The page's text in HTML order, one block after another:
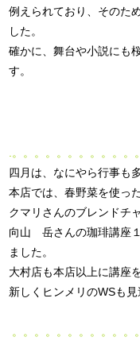
例えられており、そのた
した。
確かに、舞台や小説にも
す。
.。。。。。。。。。。。
四月は、なにやら行事も
本店では、春野菜を使っ
クマリさんのブレンドチ
向山 岳さんの珈琲講座
ました。
大村店も本店以上に講座
新しくヒンメリのWSも見
。。。。。。。。。。。